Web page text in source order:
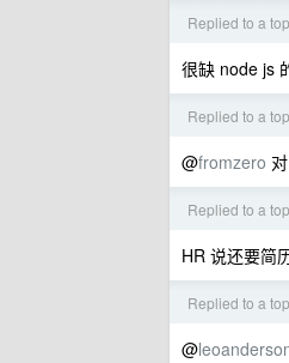
Replied to a
很缺 node js
Replied to a
@fromzero
Replied to a
HR 说还要简
Replied to a
@